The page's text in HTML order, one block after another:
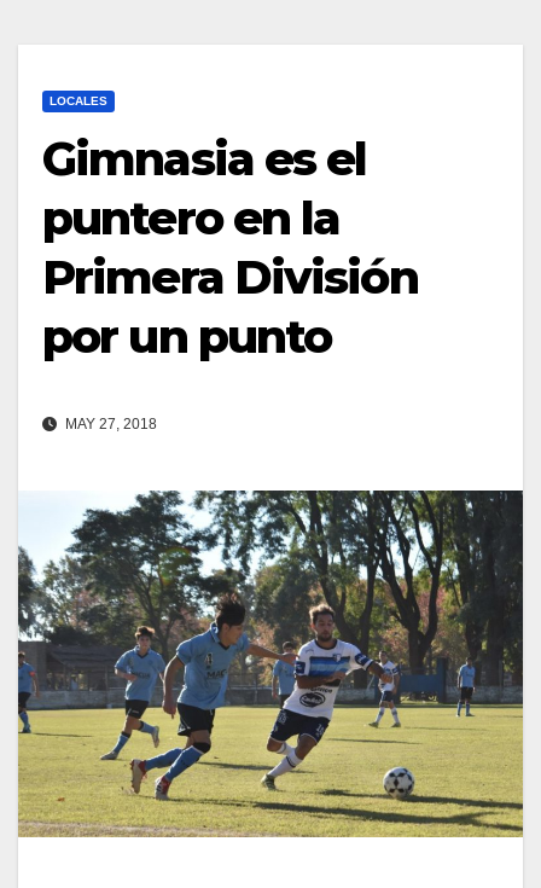
LOCALES
Gimnasia es el
puntero en la
Primera División
por un punto
MAY 27, 2018